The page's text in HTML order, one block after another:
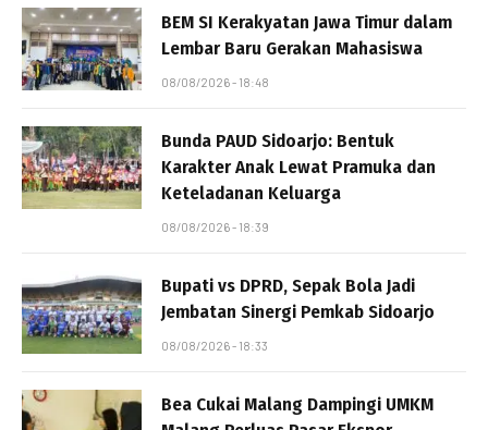
BEM SI Kerakyatan Jawa Timur dalam
Lembar Baru Gerakan Mahasiswa
08/08/2026 - 18:48
Bunda PAUD Sidoarjo: Bentuk
Karakter Anak Lewat Pramuka dan
Keteladanan Keluarga
08/08/2026 - 18:39
Bupati vs DPRD, Sepak Bola Jadi
Jembatan Sinergi Pemkab Sidoarjo
08/08/2026 - 18:33
Bea Cukai Malang Dampingi UMKM